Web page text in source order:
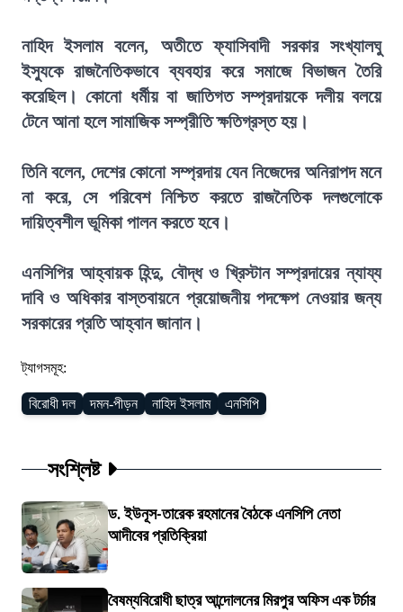
নাহিদ ইসলাম বলেন, অতীতে ফ্যাসিবাদী সরকার সংখ্যালঘু
ইস্যুকে রাজনৈতিকভাবে ব্যবহার করে সমাজে বিভাজন তৈরি
করেছিল। কোনো ধর্মীয় বা জাতিগত সম্প্রদায়কে দলীয় বলয়ে
টেনে আনা হলে সামাজিক সম্প্রীতি ক্ষতিগ্রস্ত হয়।
তিনি বলেন, দেশের কোনো সম্প্রদায় যেন নিজেদের অনিরাপদ মনে
না করে, সে পরিবেশ নিশ্চিত করতে রাজনৈতিক দলগুলোকে
দায়িত্বশীল ভূমিকা পালন করতে হবে।
এনসিপির আহ্বায়ক হিন্দু, বৌদ্ধ ও খ্রিস্টান সম্প্রদায়ের ন্যায্য
দাবি ও অধিকার বাস্তবায়নে প্রয়োজনীয় পদক্ষেপ নেওয়ার জন্য
সরকারের প্রতি আহ্বান জানান।
ট্যাগসমূহ:
বিরোধী দল দমন-পীড়ন নাহিদ ইসলাম এনসিপি
সংশ্লিষ্ট
ড. ইউনূস-তারেক রহমানের বৈঠকে এনসিপি নেতা
আদীবের প্রতিক্রিয়া
বৈষম্যবিরোধী ছাত্র আন্দোলনের মিরপুর অফিস এক টর্চার